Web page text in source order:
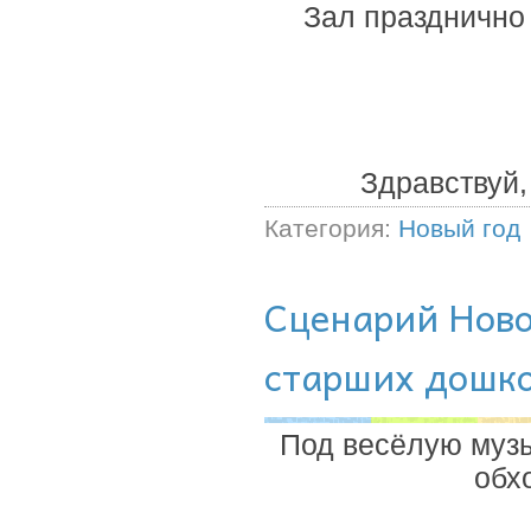
Зал
Категория: Новый год
Сценарий
старших
Под весёлую